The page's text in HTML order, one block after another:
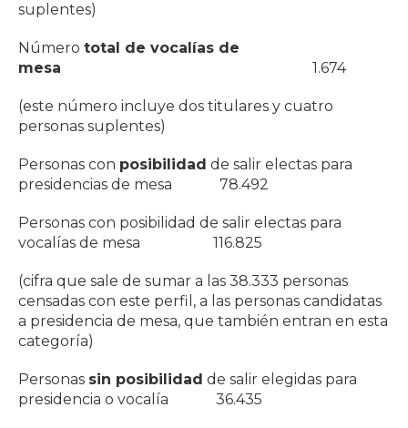
suplentes)
Número total de vocalías de
mesa 1.674
(este número incluye dos titulares y cuatro
personas suplentes)
Personas con posibilidad de salir electas para
presidencias de mesa 78.492
Personas con posibilidad de salir electas para
vocalías de mesa 116.825
(cifra que sale de sumar a las 38.333 personas
censadas con este perfil, a las personas candidatas
a presidencia de mesa, que también entran en esta
categoría)
Personas sin posibilidad de salir elegidas para
presidencia o vocalía 36.435